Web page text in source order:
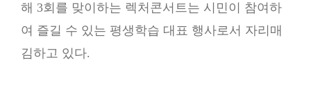
해 3회를 맞이하는 렉처콘서트는 시민이 참여하
여 즐길 수 있는 평생학습 대표 행사로서 자리매
김하고 있다.